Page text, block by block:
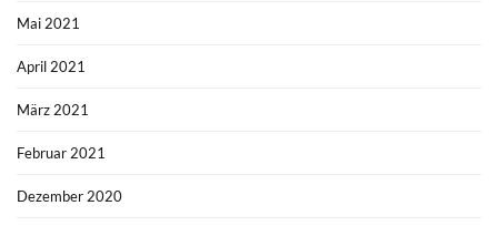
Mai 2021
April 2021
März 2021
Februar 2021
Dezember 2020